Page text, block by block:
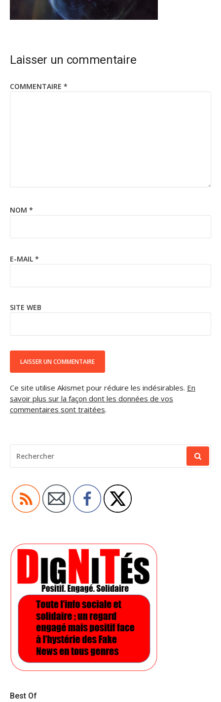
Laisser un commentaire
COMMENTAIRE *
NOM *
E-MAIL *
SITE WEB
Ce site utilise Akismet pour réduire les indésirables. En
savoir plus sur la façon dont les données de vos
commentaires sont traitées.
POUR
:
Best Of